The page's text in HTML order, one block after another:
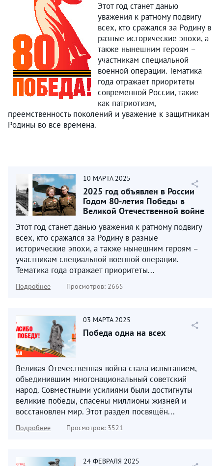
Этот год станет данью
уважения к ратному подвигу
всех, кто сражался за Родину в
разные исторические эпохи, а
также нынешним героям –
участникам специальной
военной операции. Тематика
года отражает приоритеты
современной России, такие
как патриотизм,
преемственность поколений и уважение к защитникам
Родины во все времена.
10 МАРТА 2025
2025 год объявлен в России
Годом 80-летия Победы в
Великой Отечественной войне
Этот год станет данью уважения к ратному подвигу
всех, кто сражался за Родину в разные
исторические эпохи, а также нынешним героям –
участникам специальной военной операции.
Тематика года отражает приоритеты...
Подробнее Просмотров: 2665
03 МАРТА 2025
Победа одна на всех
Великая Отечественная война стала испытанием,
объединившим многонациональный советский
народ. Совместными усилиями были достигнуты
великие победы, спасены миллионы жизней и
восстановлен мир. Этот раздел посвящён...
Подробнее Просмотров: 3521
24 ФЕВРАЛЯ 2025